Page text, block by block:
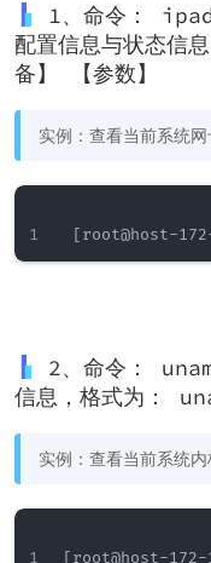
1、命令：
配置信息与状态信
备】 【参数】
实例：查看当前系统网
2、命令：
信息，格式为：
实例：查看当前系统内